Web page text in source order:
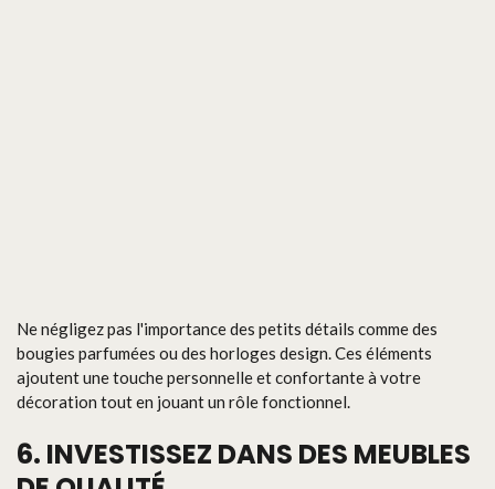
Ne négligez pas l'importance des petits détails comme des
bougies parfumées ou des horloges design. Ces éléments
ajoutent une touche personnelle et confortante à votre
décoration tout en jouant un rôle fonctionnel.
6. INVESTISSEZ DANS DES MEUBLES